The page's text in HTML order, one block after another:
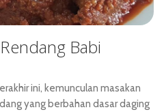
Babi
ini, kemunculan masakan
yang berbahan dasar daging